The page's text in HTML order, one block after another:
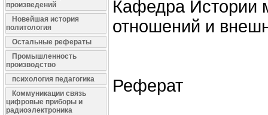
произведений
Новейшая история
политология
Остальные рефераты
Промышленность
производство
психология педагогика
Коммуникации связь
цифровые приборы и
радиоэлектроника
Кафедра Истории
отношений и
Реферат